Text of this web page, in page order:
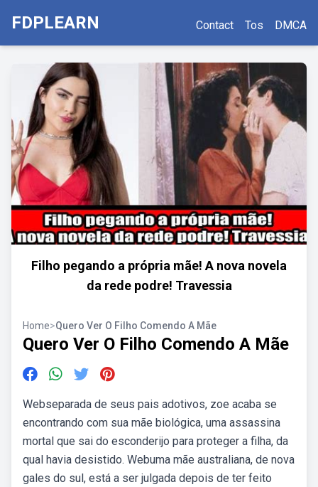
FDPLEARN Contact Tos DMCA
Filho pegando a própria mãe! A nova novela
da rede podre! Travessia
Home>Quero Ver O Filho Comendo A Mãe
Quero Ver O Filho Comendo A Mãe
Webseparada de seus pais adotivos, zoe acaba se
encontrando com sua mãe biológica, uma assassina
mortal que sai do esconderijo para proteger a filha, da
qual havia desistido. Webuma mãe australiana, de nova
gales do sul, está a ser julgada depois de ter feito